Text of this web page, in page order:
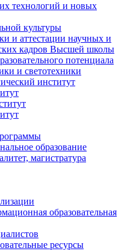
технологий и новых
культуры
и аттестации научных и
кадров Высшей школы
потенциала
и светотехники
институт
образование
магистратура
образовательная
ресурсы